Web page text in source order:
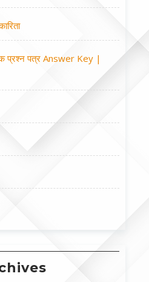
प्रश्न पत्र Answer Key |